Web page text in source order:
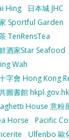
Hing
日本城 JHC
Sportful Garden
TenRensTea
酒家Star Seafood
Wah
字會 Hong Kong
圖書館 hkpl.gov.hk
House 意粉
Horse
Pacific
Ulfenbo 歐